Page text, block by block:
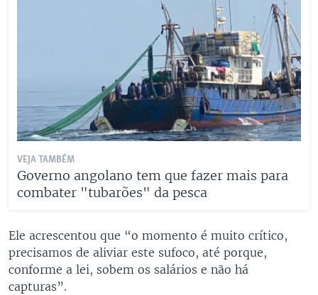
VEJA TAMBÉM
Governo angolano tem que fazer mais para
combater "tubarões" da pesca
Ele acrescentou que “o momento é muito crítico,
precisamos de aliviar este sufoco, até porque,
conforme a lei, sobem os salários e não há
capturas”.